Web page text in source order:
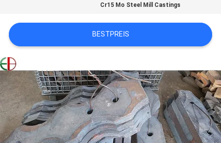
NACHRICHTEN
FORDERN
SIE
EIN
ZITAT
Cr15 Mo Steel Mill Castings
BESTPREIS